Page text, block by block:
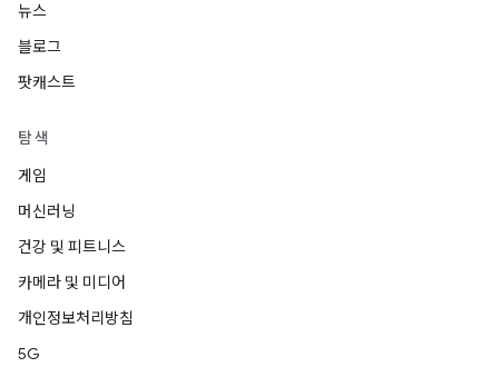
뉴스
블로그
팟캐스트
탐색
게임
머신러닝
건강 및 피트니스
카메라 및 미디어
개인정보처리방침
5G